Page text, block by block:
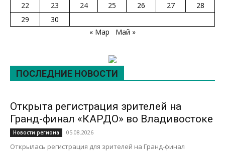
22
23 24 25 26 27
28
29
30
« Мар
Май »
ПОСЛЕДНИЕ НОВОСТИ
Открыта регистрация зрителей на
Гранд-финал «КАРДО» во Владивостоке
Новости региона 05.08.2026
Открылась регистрация для зрителей на Гранд-финал